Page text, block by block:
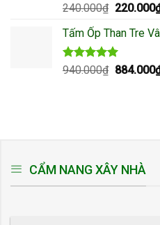
Được xếp
4.97
5 sao
240.000₫ Giá
là:
240.000₫.
220.000
Tấm Ốp Than Tre
Được xếp
5.00
940.000₫ Giá
884.000
CẨM NANG XÂY NHÀ